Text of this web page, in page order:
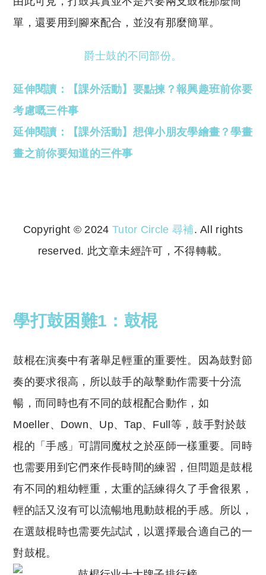
單，還要用到腳來配合，並沒有那麼簡單。
爵士鼓的不同部份。
延伸閱讀：【課外活動】要點揀？報興趣班前你要
考慮嘅三件事
延伸閱讀：【課外活動】想俾小朋友學繪畫？學畫
畫之前你要知道的三件事
Copyright © 2024 Tutor Circle 尋補. All rights
reserved. 此文章未經許可，不得轉載。
學打鼓困難1：鼓棍
鼓棍在演奏中有著舉足輕重的重要性。因為鼓對節
奏的要求很高，所以鼓手的敲擊動作需要十分流
暢，而同時也有不同的鼓棍配合動作，如
Moeller、 Down、 Up、Tap、 Full等，鼓手對於鼓
棍的「手感」可謂同魔杖之於巫師一樣重要。同時
也需要用到它們來作長時間的練習，但問題是鼓棍
有不同的粗幼輕重，太重的話練得久了手會很累，
輕的話又沒有可以流暢地甩動鼓棍的手感。所以，
在選鼓棍時也需要先試試，以選擇最合適自己的一
對鼓棍。